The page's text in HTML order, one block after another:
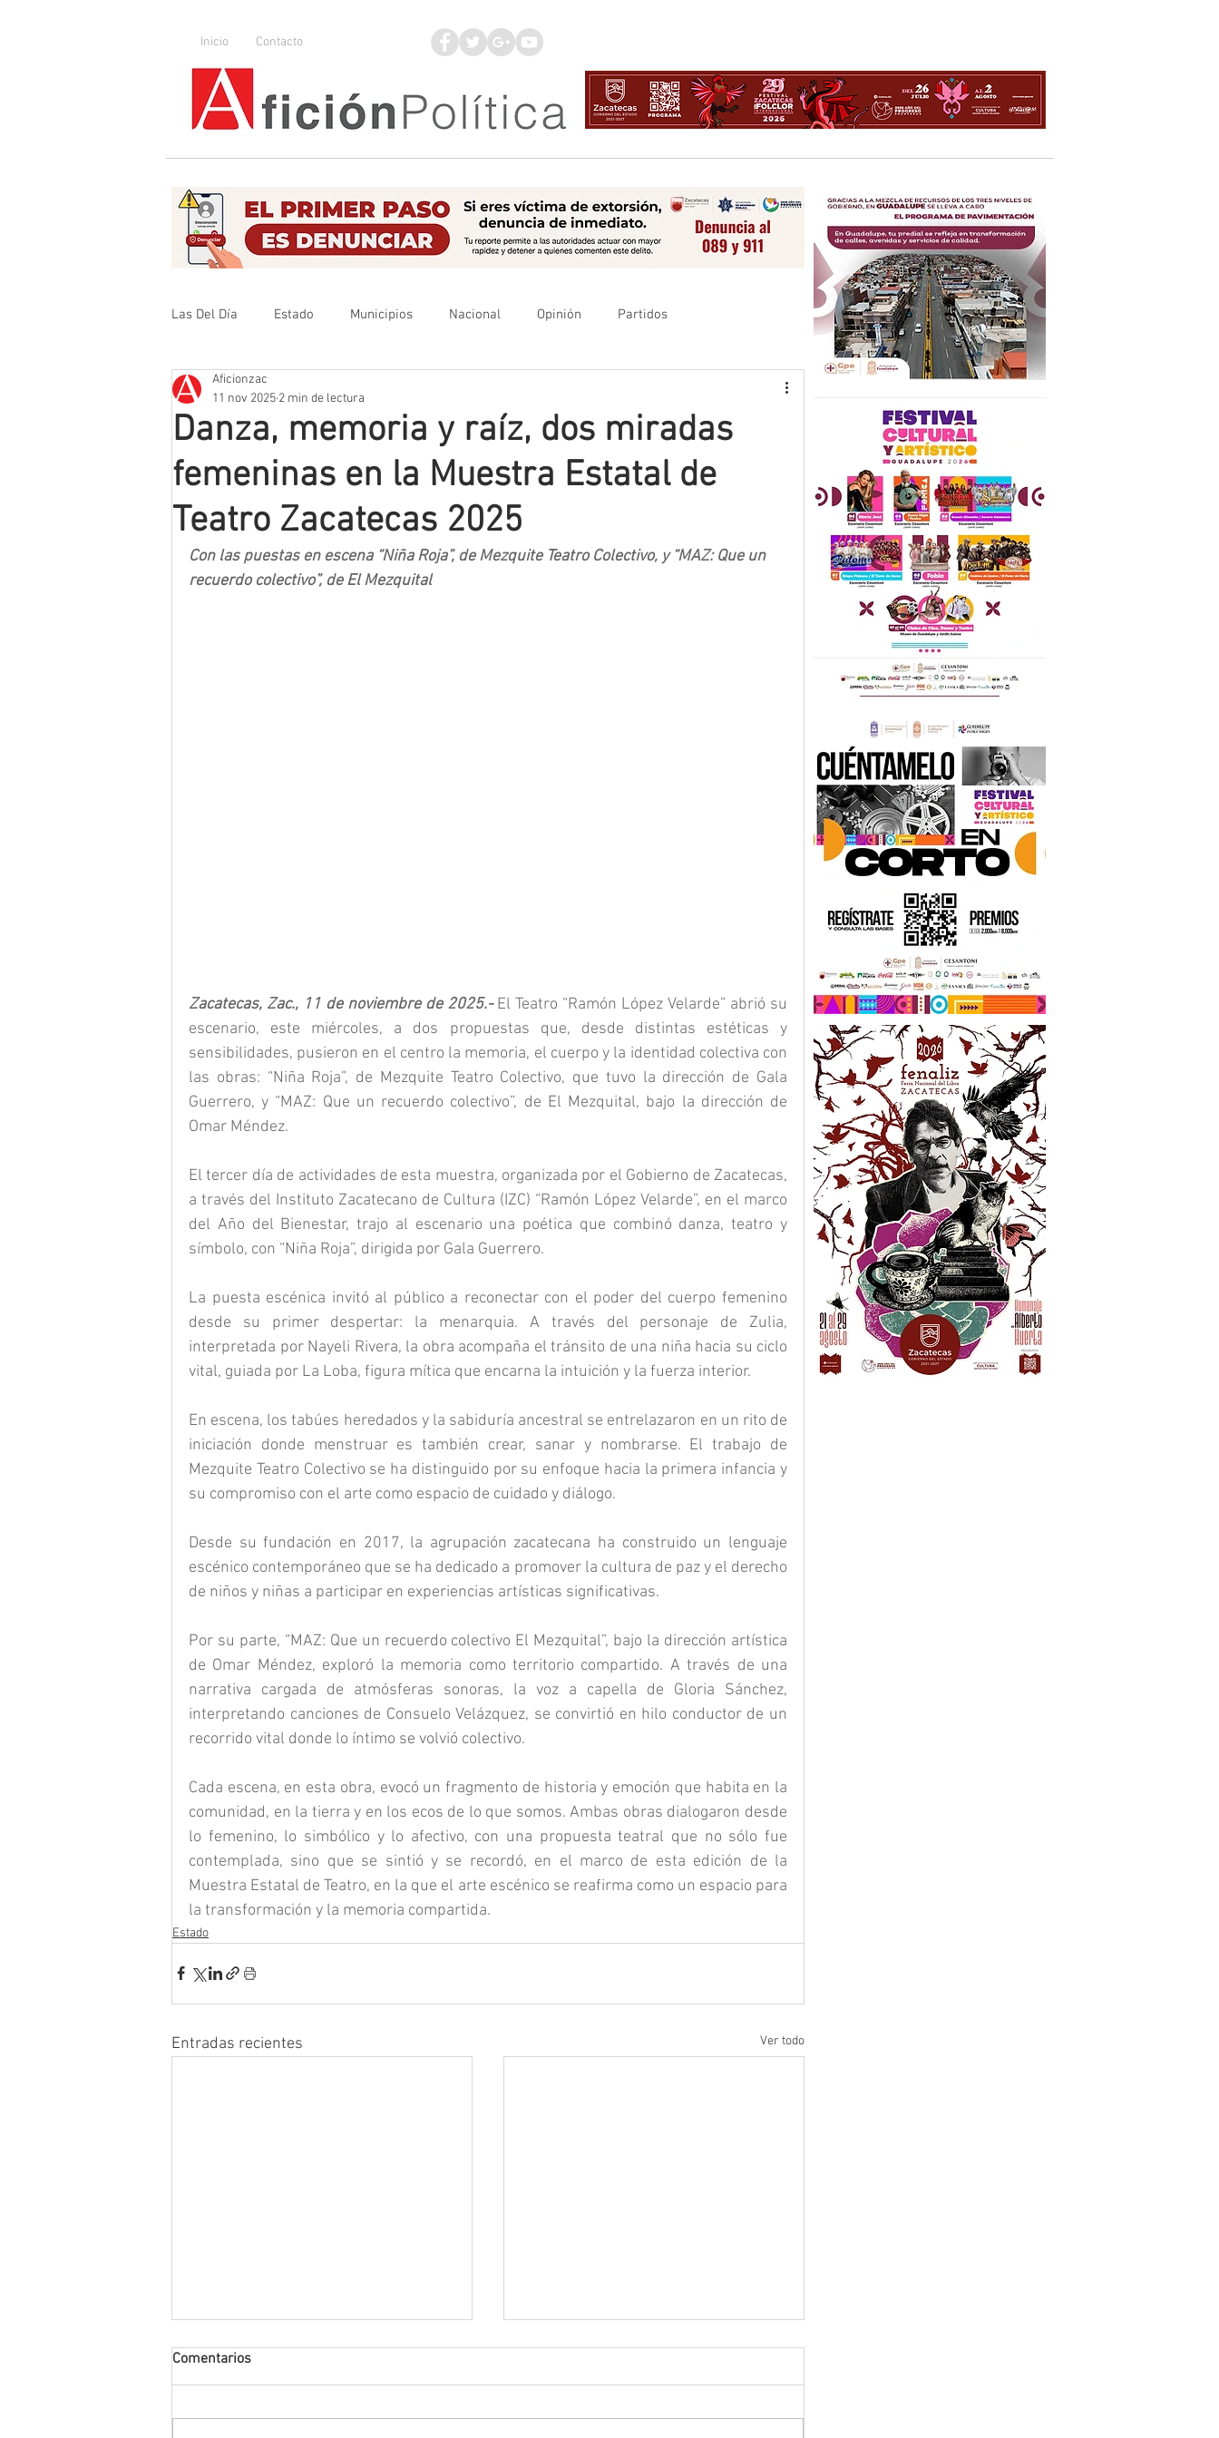
Inicio Contacto
Las Del Día Estado Municipios Nacional Opinión Partidos
Que no se olvide
Mineros LNBP
Danza, memoria y raíz, dos miradas
femeninas en la Muestra Estatal de
Teatro Zacatecas 2025
Aficionzac
11 nov 2025 2 min de lectura
Con las puestas en escena “Niña Roja”, de Mezquite Teatro Colectivo, y “MAZ: Que un
recuerdo colectivo”, de El Mezquital
Zacatecas, Zac., 11 de noviembre de 2025.- El Teatro “Ramón López Velarde” abrió su
escenario, este miércoles, a dos propuestas que, desde distintas estéticas y
sensibilidades, pusieron en el centro la memoria, el cuerpo y la identidad colectiva con
las obras: “Niña Roja”, de Mezquite Teatro Colectivo, que tuvo la dirección de Gala
Guerrero, y “MAZ: Que un recuerdo colectivo”, de El Mezquital, bajo la dirección de
Omar Méndez.
El tercer día de actividades de esta muestra, organizada por el Gobierno de Zacatecas,
a través del Instituto Zacatecano de Cultura (IZC) “Ramón López Velarde”, en el marco
del Año del Bienestar, trajo al escenario una poética que combinó danza, teatro y
símbolo, con “Niña Roja”, dirigida por Gala Guerrero.
La puesta escénica invitó al público a reconectar con el poder del cuerpo femenino
desde su primer despertar: la menarquia. A través del personaje de Zulia,
interpretada por Nayeli Rivera, la obra acompaña el tránsito de una niña hacia su ciclo
vital, guiada por La Loba, figura mítica que encarna la intuición y la fuerza interior.
En escena, los tabúes heredados y la sabiduría ancestral se entrelazaron en un rito de
iniciación donde menstruar es también crear, sanar y nombrarse. El trabajo de
Mezquite Teatro Colectivo se ha distinguido por su enfoque hacia la primera infancia y
su compromiso con el arte como espacio de cuidado y diálogo.
Desde su fundación en 2017, la agrupación zacatecana ha construido un lenguaje
escénico contemporáneo que se ha dedicado a promover la cultura de paz y el derecho
de niños y niñas a participar en experiencias artísticas significativas.
Por su parte, “MAZ: Que un recuerdo colectivo El Mezquital”, bajo la dirección artística
de Omar Méndez, exploró la memoria como territorio compartido. A través de una
narrativa cargada de atmósferas sonoras, la voz a capella de Gloria Sánchez,
interpretando canciones de Consuelo Velázquez, se convirtió en hilo conductor de un
recorrido vital donde lo íntimo se volvió colectivo.
Cada escena, en esta obra, evocó un fragmento de historia y emoción que habita en la
comunidad, en la tierra y en los ecos de lo que somos. Ambas obras dialogaron desde
lo femenino, lo simbólico y lo afectivo, con una propuesta teatral que no sólo fue
contemplada, sino que se sintió y se recordó, en el marco de esta edición de la
Muestra Estatal de Teatro, en la que el arte escénico se reafirma como un espacio para
la transformación y la memoria compartida.
Estado
Entradas recientes Ver todo
Comentarios